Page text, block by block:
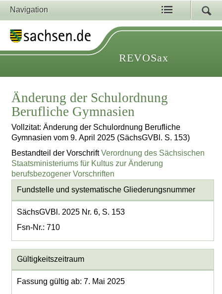
Navigation
REVOSax
Änderung der Schulordnung
Berufliche Gymnasien
Vollzitat: Änderung der Schulordnung Berufliche
Gymnasien vom 9. April 2025 (SächsGVBl. S. 153)
Bestandteil der VorschriftVerordnung des Sächsischen
Staatsministeriums für Kultus zur Änderung
berufsbezogener Vorschriften
Fundstelle und systematische Gliederungsnummer
SächsGVBl. 2025 Nr. 6, S. 153
Fsn-Nr.: 710
Gültigkeitszeitraum
Fassung gültig ab: 7. Mai 2025